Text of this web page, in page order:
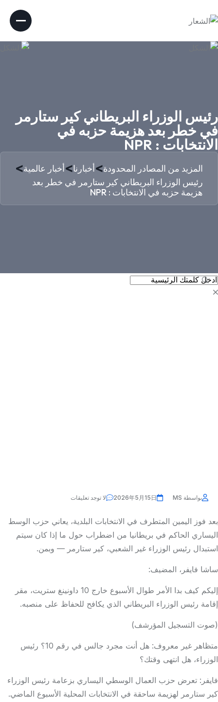
رئيس الوزراء البريطاني كير ستارمر
في خطر بعد هزيمة حزبه في
الانتخابات : NPR
المزيد من المصادر المحدودة>أخبارنا>أخبار عالمية>
رئيس الوزراء البريطاني كير ستارمر في خطر بعد
هزيمة حزبه في الانتخابات : NPR
بواسطة MS 2026年5月15日 لا توجد تعليقات
بعد فوز اليمين المتطرف في الانتخابات البلدية، يعاني حزب الوسط
اليساري الحاكم في بريطانيا من اضطراب حول ما إذا كان سيتم
استبدال رئيس الوزراء غير الشعبي، كير ستارمر — وبمن.
ساشا فايفر، المضيف:
إليكم كيف بدا الأمر طوال الأسبوع خارج 10 داونينغ ستريت، مقر
إقامة رئيس الوزراء البريطاني الذي يكافح للحفاظ على منصبه.
(صوت التسجيل المؤرشف)
متظاهر غير معروف: هل أنت مجرد جالس في رقم 10؟ رئيس
الوزراء، هل انتهى وقتك؟
فايفر: تعرض حزب العمال الوسطي اليساري بزعامة رئيس الوزراء
كير ستارمر لهزيمة ساحقة في الانتخابات المحلية الأسبوع الماضي.